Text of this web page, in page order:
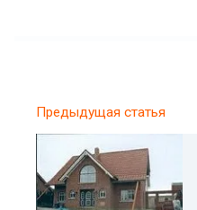
Предыдущая статья